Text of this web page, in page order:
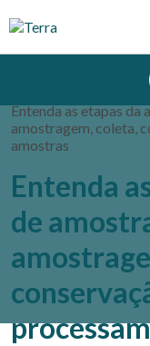
Entenda as etapas da
amostragem, coleta,
amostras
Entenda
de